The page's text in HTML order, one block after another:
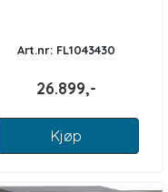
Art.nr: FL1043430
26.899,-
Kjøp